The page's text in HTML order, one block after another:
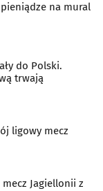
na mural
do Polski.
trwają
ligowy mecz
Jagiellonii z